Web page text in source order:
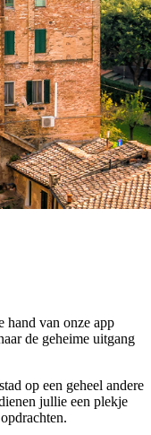
hand van onze app
de geheime uitgang
op een geheel andere
jullie een plekje